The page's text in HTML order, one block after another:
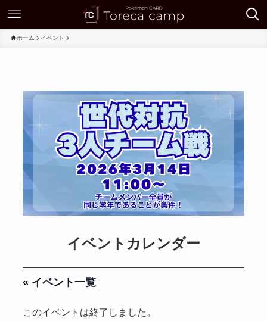
ホーム イベント
イベントカレンダー
« イベント一覧
このイベントは終了しました。